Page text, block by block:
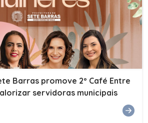
Barras promove 2º Café Entre
servidoras municipais